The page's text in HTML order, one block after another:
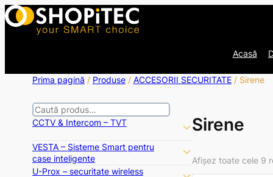
Acasă
Prima pagină / Produse/ ACCESORII SECURITATE/ Sirene
S
e
r
c
h
CCTV & Intercom – TVT
VESTA – Sisteme Smart pentru
case inteligente
U-Prox – securitate wireless
Sirene
Afișez toate cele 9